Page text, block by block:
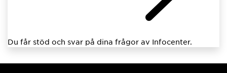
Du får stöd och svar på dina frågor av Infocenter.